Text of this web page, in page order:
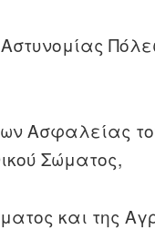
Ασφαλείας
Σώματος,
και της